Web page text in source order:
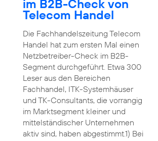
im B2B-Check von
Telecom Handel
Die Fachhandelszeitung Telecom
Handel hat zum ersten Mal einen
Netzbetreiber-Check im B2B-
Segment durchgeführt. Etwa 300
Leser aus den Bereichen
Fachhandel, ITK-Systemhäuser
und TK-Consultants, die vorrangig
im Marktsegment kleiner und
mittelständischer Unternehmen
aktiv sind, haben abgestimmt.1) Bei